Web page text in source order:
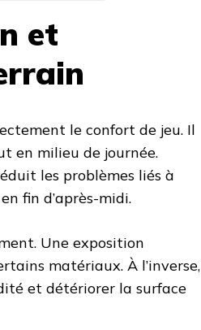
et
le confort de jeu. Il
en milieu de journée.
les problèmes liés à
fin d’après-midi.
Une exposition
matériaux. À l’inverse,
et détériorer la surface